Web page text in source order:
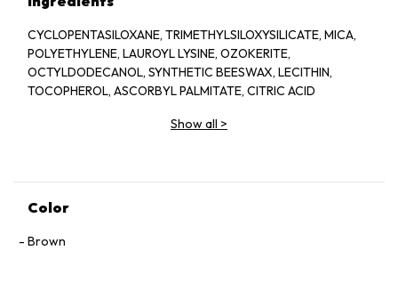
CYCLOPENTASILOXANE, TRIMETHYLSILOXYSILICATE, MICA,
POLYETHYLENE, LAUROYL LYSINE, OZOKERITE,
OCTYLDODECANOL, SYNTHETIC BEESWAX, LECITHIN,
TOCOPHEROL, ASCORBYL PALMITATE, CITRIC ACID
Show all >
Color
Brown